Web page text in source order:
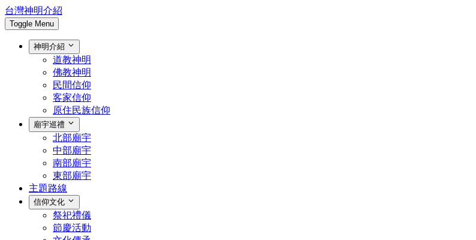
台灣神明介紹
Toggle Menu
神明介紹
道教神明
佛教神明
民間信仰
客家信仰
原住民族信仰
廟宇巡禮
北部廟宇
中部廟宇
南部廟宇
東部廟宇
主題路線
信仰文化
祭祀禮儀
節慶活動